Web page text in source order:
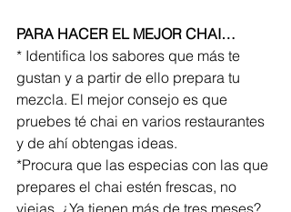
PARA HACER EL MEJOR CHAI…
* Identifica los sabores que más te
gustan y a partir de ello prepara tu
mezcla. El mejor consejo es que
pruebes té chai en varios restaurantes
y de ahí obtengas ideas.
*Procura que las especias con las que
prepares el chai estén frescas, no
viejas. ¿Ya tienen más de tres meses?